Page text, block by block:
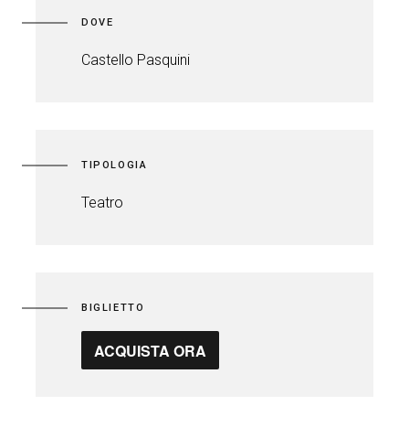
DOVE
Castello Pasquini
TIPOLOGIA
Teatro
BIGLIETTO
ACQUISTA ORA